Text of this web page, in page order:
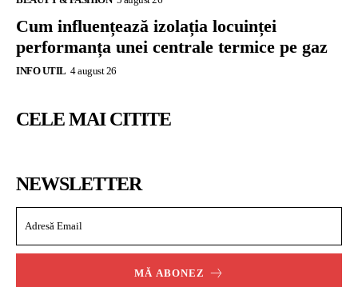
Cum influențează izolația locuinței
performanța unei centrale termice pe gaz
INFO UTIL 4 august 26
CELE MAI CITITE
NEWSLETTER
MĂ ABONEZ